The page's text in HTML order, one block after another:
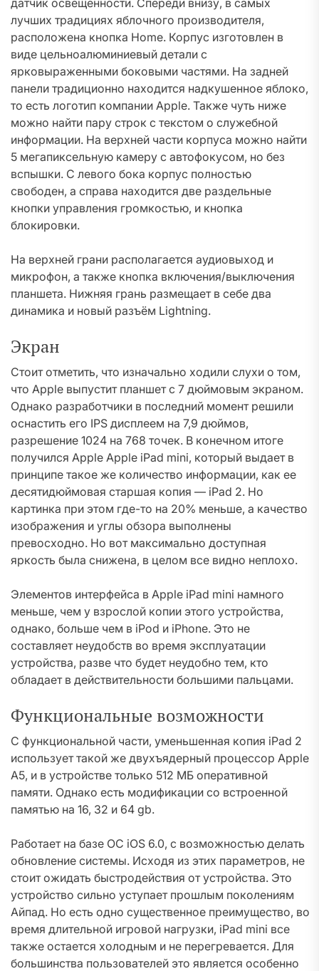
лучших традициях яблочного производителя,
расположена кнопка Home. Корпус изготовлен в
виде цельноалюминиевый детали с
ярковыраженными боковыми частями. На задней
панели традиционно находится надкушенное яблоко,
то есть логотип компании Apple. Также чуть ниже
можно найти пару строк с текстом о служебной
информации. На верхней части корпуса можно найти
5 мегапиксельную камеру с автофокусом, но без
вспышки. С левого бока корпус полностью
свободен, а справа находится две раздельные
кнопки управления громкостью, и кнопка
блокировки.
На верхней грани располагается аудиовыход и
микрофон, а также кнопка включения/выключения
планшета. Нижняя грань размещает в себе два
динамика и новый разъём Lightning.
Экран
Стоит отметить, что изначально ходили слухи о том,
что Apple выпустит планшет с 7 дюймовым экраном.
Однако разработчики в последний момент решили
оснастить его IPS дисплеем на 7,9 дюймов,
разрешение 1024 на 768 точек. В конечном итоге
получился Apple Apple iPad mini, который выдает в
принципе такое же количество информации, как ее
десятидюймовая старшая копия — iPad 2. Но
картинка при этом где-то на 20% меньше, а качество
изображения и углы обзора выполнены
превосходно. Но вот максимально доступная
яркость была снижена, в целом все видно неплохо.
Элементов интерфейса в Apple iPad mini намного
меньше, чем у взрослой копии этого устройства,
однако, больше чем в iPod и iPhone. Это не
составляет неудобств во время эксплуатации
устройства, разве что будет неудобно тем, кто
обладает в действительности большими пальцами.
Функциональные возможности
С функциональной части, уменьшенная копия iPad 2
использует такой же двухъядерный процессор Apple
A5, и в устройстве только 512 МБ оперативной
памяти. Однако есть модификации со встроенной
памятью на 16, 32 и 64 gb.
Работает на базе ОС iOS 6.0, с возможностью делать
обновление системы. Исходя из этих параметров, не
стоит ожидать быстродействия от устройства. Это
устройство сильно уступает прошлым поколениям
Айпад. Но есть одно существенное преимущество, во
время длительной игровой нагрузки, iPad mini все
также остается холодным и не перегревается. Для
большинства пользователей это является особенно